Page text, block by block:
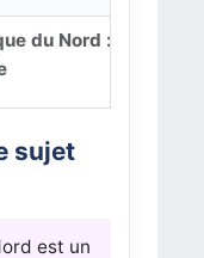
du Nord :
sujet
est un